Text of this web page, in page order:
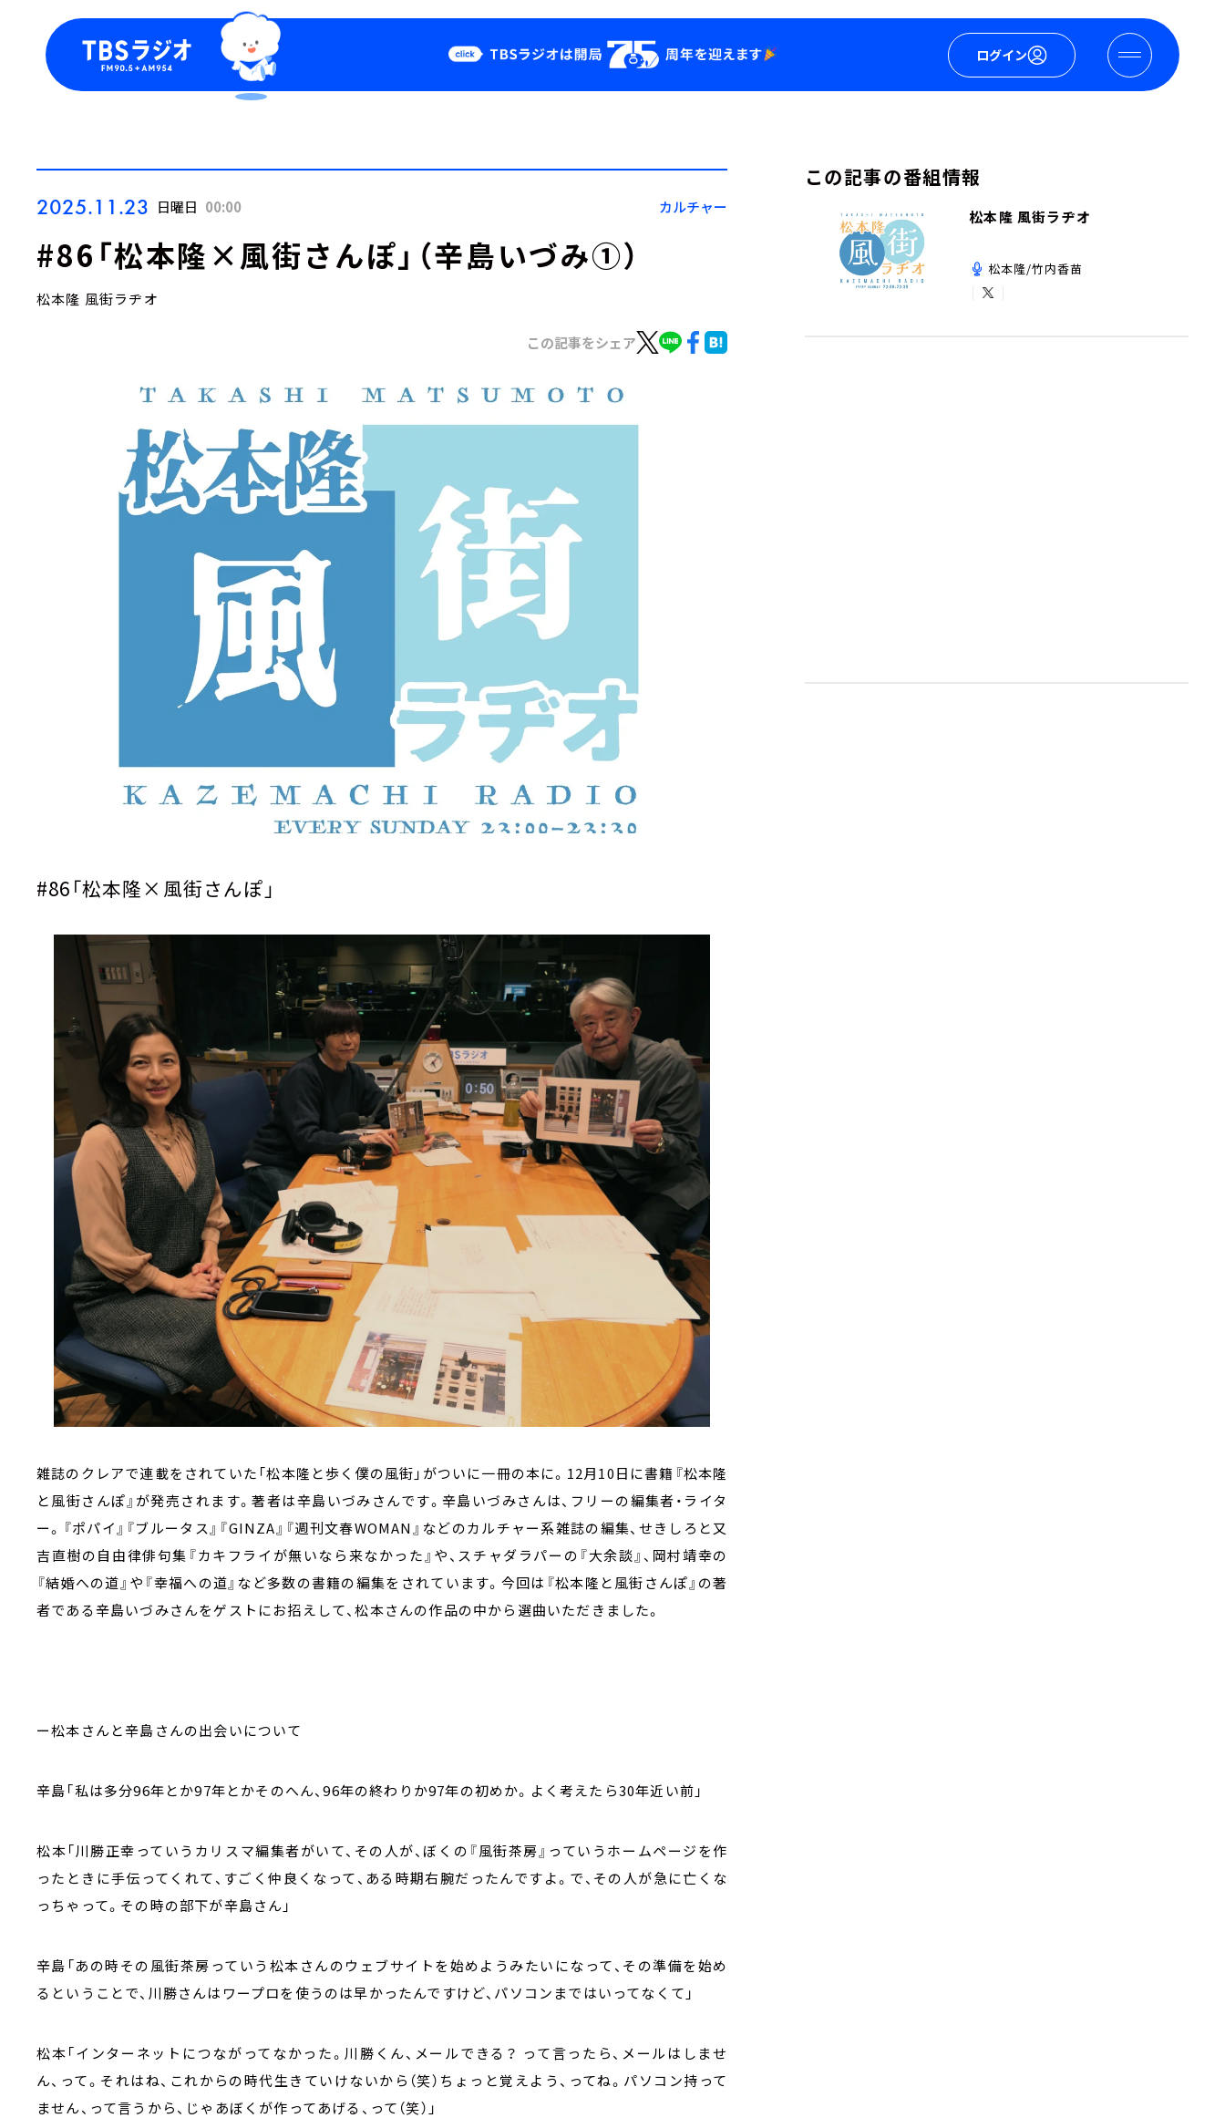
ログイン
Podcast
YouTube
2025.11.23 日曜日 00:00 カルチャー
#86「松本隆×風街さんぽ」（辛島いづみ①）
松本隆 風街ラヂオ
この記事をシェア
#86 「松本隆×風街さんぽ」
雑誌のクレアで連載をされていた「松本隆と歩く僕の風街」がついに一冊の本に。 12月10日に書籍『松本隆
と風街さんぽ』が発売されます。著者は辛島いづみさんです。辛島いづみさんは、フリーの編集者・ライタ
ー。『ポパイ』『ブルータス』『GINZA 』『週刊文春WOMAN 』などのカルチャー系雑誌の編集、せきしろと又
吉直樹の自由律俳句集『カキフライが無いなら来なかった』や、スチャダラパーの『大余談』、岡村靖幸の
『結婚への道』や『幸福への道』など多数の書籍の編集をされています。今回は『松本隆と風街さんぽ』の著
者である辛島いづみさんをゲストにお招えして、松本さんの作品の中から選曲いただきました。
ー松本さんと辛島さんの出会いについて
辛島「私は多分96年とか97年とかそのへん、96年の終わりか97年の初めか。よく考えたら30年近い前」
松本「川勝正幸っていうカリスマ編集者がいて、その人が、ぼくの『風街茶房』っていうホームページを作
ったときに手伝ってくれて、すごく仲良くなって、ある時期右腕だったんですよ。で、その人が急に亡くな
っちゃって。その時の部下が辛島さん」
辛島「あの時その風街茶房っていう松本さんのウェブサイトを始めようみたいになって、その準備を始め
るということで、川勝さんはワープロを使うのは早かったんですけど、パソコンまではいってなくて」
松本「インターネットにつながってなかった。川勝くん、メールできる？ って言ったら、メールはしませ
ん、って。それはね、これからの時代生きていけないから（笑）ちょっと覚えよう、ってね。パソコン持って
ません、って言うから、じゃあぼくが作ってあげる、って（笑）」
この記事の番組情報
松本隆 風街ラヂオ
松本隆/竹内香苗